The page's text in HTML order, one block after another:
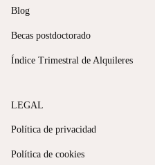
Blog
Becas postdoctorado
Índice Trimestral de Alquileres
LEGAL
Política de privacidad
Política de cookies